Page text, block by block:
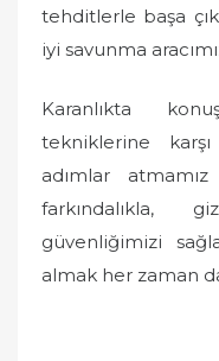
tehditlerle başa
iyi savunma
Karanlıkta
tekniklerine
adımlar
farkındalıkla,
güvenliğimizi
almak her zaman